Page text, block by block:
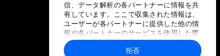
信、データ解析の各パートナーに情報を共
有しています。ここで収集された情報は、
ユーザーが各パートナーに提供した他の情
報や各パートナーのサービスを使用した際
に収集された情報と組み合わされ、各パー
トナーによって使用されることがありま
拒否